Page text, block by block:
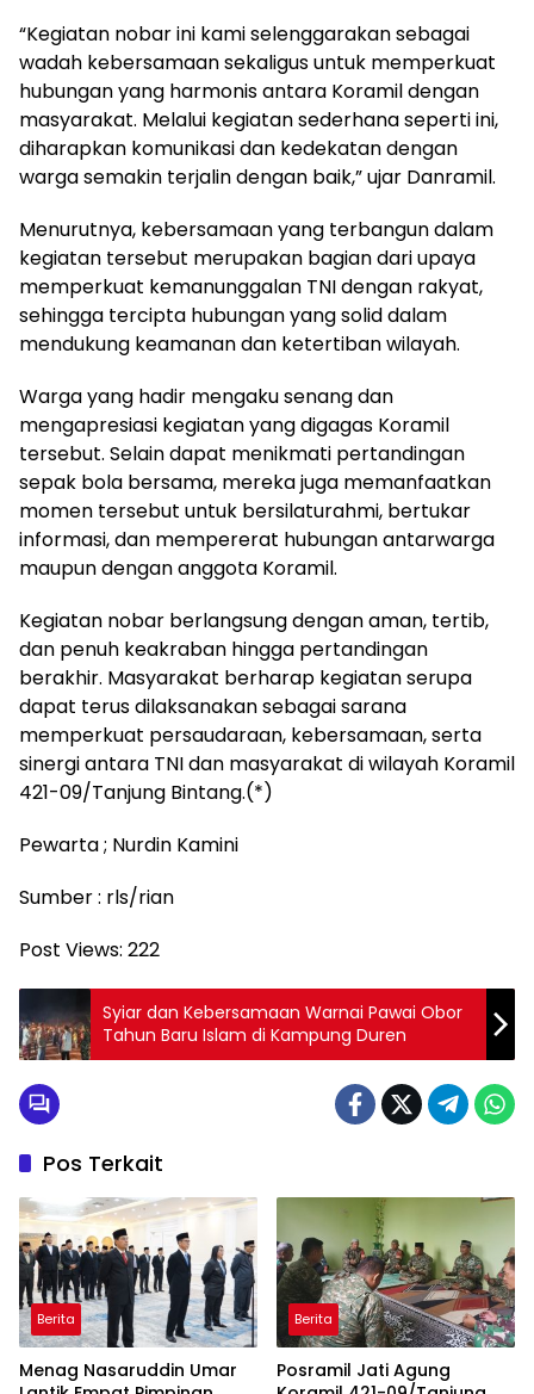
“Kegiatan nobar ini kami selenggarakan sebagai
wadah kebersamaan sekaligus untuk memperkuat
hubungan yang harmonis antara Koramil dengan
masyarakat. Melalui kegiatan sederhana seperti ini,
diharapkan komunikasi dan kedekatan dengan
warga semakin terjalin dengan baik,” ujar Danramil.
Menurutnya, kebersamaan yang terbangun dalam
kegiatan tersebut merupakan bagian dari upaya
memperkuat kemanunggalan TNI dengan rakyat,
sehingga tercipta hubungan yang solid dalam
mendukung keamanan dan ketertiban wilayah.
Warga yang hadir mengaku senang dan
mengapresiasi kegiatan yang digagas Koramil
tersebut. Selain dapat menikmati pertandingan
sepak bola bersama, mereka juga memanfaatkan
momen tersebut untuk bersilaturahmi, bertukar
informasi, dan mempererat hubungan antarwarga
maupun dengan anggota Koramil.
Kegiatan nobar berlangsung dengan aman, tertib,
dan penuh keakraban hingga pertandingan
berakhir. Masyarakat berharap kegiatan serupa
dapat terus dilaksanakan sebagai sarana
memperkuat persaudaraan, kebersamaan, serta
sinergi antara TNI dan masyarakat di wilayah Koramil
421-09/Tanjung Bintang.(*)
Pewarta ; Nurdin Kamini
Sumber : rls/rian
Post Views: 222
Syiar dan Kebersamaan Warnai Pawai Obor
Tahun Baru Islam di Kampung Duren
Pos Terkait
Berita
Menag Nasaruddin Umar
Berita
Posramil Jati Agung